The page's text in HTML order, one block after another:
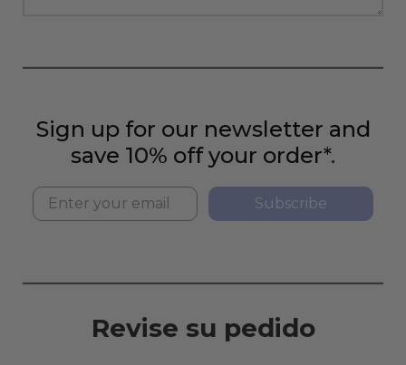
Sign up for our newsletter and
save 10% off your order*.
Subscribe
Revise su pedido